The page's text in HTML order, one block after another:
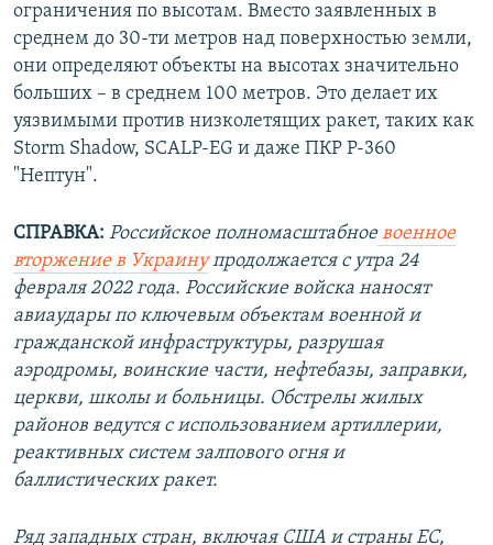
ограничения по высотам. Вместо заявленных в
среднем до 30-ти метров над поверхностью земли,
они определяют объекты на высотах значительно
больших – в среднем 100 метров. Это делает их
уязвимыми против низколетящих ракет, таких как
Storm Shadow, SCALP-EG и даже ПКР Р-360
"Нептун".
СПРАВКА: Российское полномасштабноевоенное
вторжение в Украинупродолжается с утра 24
февраля 2022 года. Российские войска наносят
авиаудары по ключевым объектам военной и
гражданской инфраструктуры, разрушая
аэродромы, воинские части, нефтебазы, заправки,
церкви, школы и больницы. Обстрелы жилых
районов ведутся с использованием артиллерии,
реактивных систем залпового огня и
баллистических ракет.
Ряд западных стран, включая США и страны ЕС,